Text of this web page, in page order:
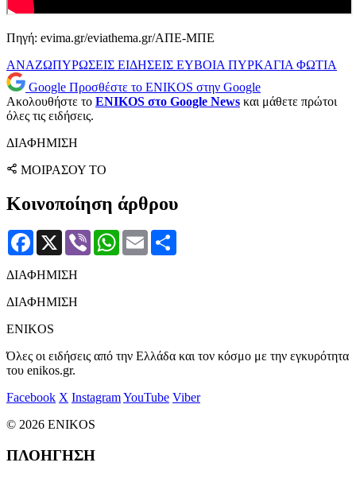
Πηγή: evima.gr/eviathema.gr/ΑΠΕ-ΜΠΕ
ΑΝΑΖΩΠΥΡΩΣΕΙΣ ΕΙΔΗΣΕΙΣ ΕΥΒΟΙΑ ΠΥΡΚΑΓΙΑ ΦΩΤΙΑ
Google Προσθέστε το ENIKOS στην Google
Ακολουθήστε το ENIKOS στο Google News και μάθετε πρώτοι
όλες τις ειδήσεις.
ΔΙΑΦΗΜΙΣΗ
ΜΟΙΡΑΣΟΥ ΤΟ
Κοινοποίηση άρθρου
Facebook
X Viber WhatsApp
Email
ΔΙΑΦΗΜΙΣΗ
ΔΙΑΦΗΜΙΣΗ
ENIKOS
Όλες οι ειδήσεις από την Ελλάδα και τον κόσμο με την εγκυρότητα
του enikos.gr.
Facebook X InstagramYouTube Viber
© 2026 ENIKOS
ΠΛΟΗΓΗΣΗ